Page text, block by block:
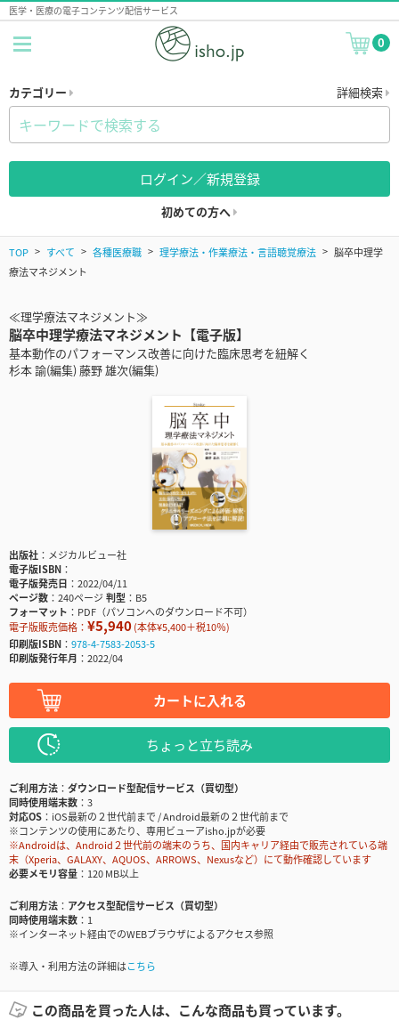
医学・医療の電子コンテンツ配信サービス
0
カテゴリー 詳細検索
ログイン／新規登録
初めての方へ
TOP すべて 各種医療職 理学療法・作業療法・言語聴覚療法
脳卒中理学
療法マネジメント
≪理学療法マネジメント≫
脳卒中理学療法マネジメント【電子版】
基本動作のパフォーマンス改善に向けた臨床思考を紐解く
杉本 諭(編集) 藤野 雄次(編集)
出版社
メジカルビュー社
電子版ISBN
電子版発売日
2022/04/11
ページ数
240ページ判型
B5
フォーマット
PDF（パソコンへのダウンロード不可）
電子版販売価格： ¥5,940(本体¥5,400＋税10％)
印刷版ISBN
978-4-7583-2053-5
印刷版発行年月
2022/04
カートに入れる
ちょっと立ち読み
ご利用方法
ダウンロード型配信サービス（買切型）
同時使用端末数
3
対応OS
iOS最新の２世代前まで / Android最新の２世代前まで
※コンテンツの使用にあたり、専用ビューアisho.jpが必要
※Androidは、Android２世代前の端末のうち、国内キャリア経由で販売されている端
末（Xperia、GALAXY、AQUOS、ARROWS、Nexusなど）にて動作確認しています
必要メモリ容量
120 MB以上
ご利用方法
アクセス型配信サービス（買切型）
同時使用端末数
1
※インターネット経由でのWEBブラウザによるアクセス参照
※導入・利用方法の詳細はこちら
この商品を買った人は、こんな商品も買っています。